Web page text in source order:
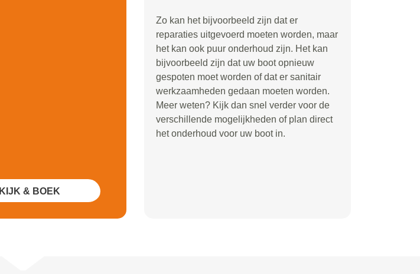
& BOEK
Zo kan het bijvoorbeeld zijn dat er
reparaties uitgevoerd moeten worden, maar
het kan ook puur onderhoud zijn. Het kan
bijvoorbeeld zijn dat uw boot opnieuw
gespoten moet worden of dat er sanitair
werkzaamheden gedaan moeten worden.
Meer weten? Kijk dan snel verder voor de
verschillende mogelijkheden of plan direct
het onderhoud voor uw boot in.